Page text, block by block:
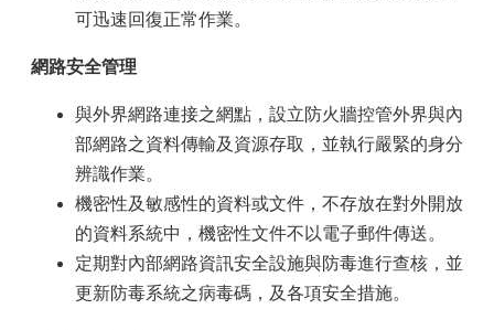
可迅速回復正常作業。
網路安全管理
與外界網路連接之網點，設立防火牆控管外界與內
部網路之資料傳輸及資源存取，並執行嚴緊的身分
辨識作業。
機密性及敏感性的資料或文件，不存放在對外開放
的資料系統中，機密性文件不以電子郵件傳送。
定期對內部網路資訊安全設施與防毒進行查核，並
更新防毒系統之病毒碼，及各項安全措施。